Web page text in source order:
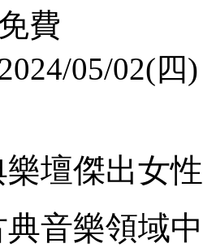
費
05/02(四
樂壇傑出女
典音樂領域